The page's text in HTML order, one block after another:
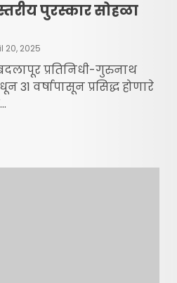
पुरस्कार सोहळा
20, 2025
प्रतिनिधी-गुरुनाथ
वर्षापासून प्रसिद्ध होणारे